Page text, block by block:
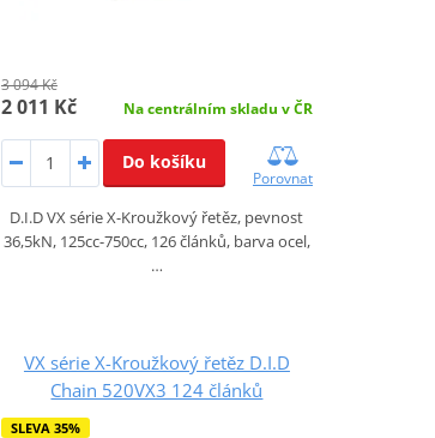
3 094 Kč
2 011 Kč Na centrálním skladu v ČR
Do košíku
Porovnat
D.I.D VX série X-Kroužkový řetěz, pevnost
36,5kN, 125cc-750cc, 126 článků, barva ocel,
…
VX série X-Kroužkový řetěz D.I.D
Chain 520VX3 124 článků
SLEVA 35%